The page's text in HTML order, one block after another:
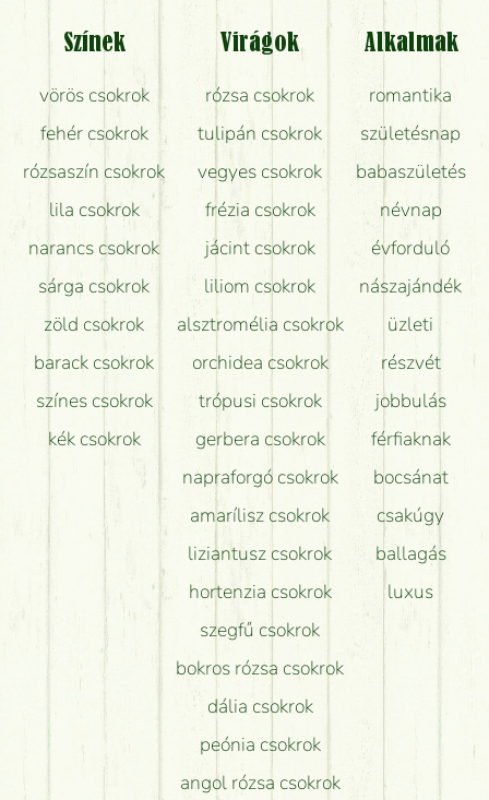
Tényleg azt kapom, ami a képen van?
Mit kell tudni a virágcsokrok szállításáról?
Hogy marad a lehető legtovább friss a csokor?
Tudok adventi koszorút vásárolni boltban?
Színek
vörös csokrok
fehér csokrok
rózsaszín csokrok
lila csokrok
narancs csokrok
sárga csokrok
zöld csokrok
barack csokrok
színes csokrok
kék csokrok
Virágok
rózsa csokrok
tulipán csokrok
vegyes csokrok
frézia csokrok
jácint csokrok
liliom csokrok
alsztromélia csokrok
orchidea csokrok
trópusi csokrok
gerbera csokrok
napraforgó csokrok
amarílisz csokrok
liziantusz csokrok
hortenzia csokrok
szegfű csokrok
bokros rózsa csokrok
dália csokrok
peónia csokrok
angol rózsa csokrok
Alkalmak
romantika
születésnap
babaszületés
névnap
évforduló
nászajándék
üzleti
részvét
jobbulás
férfiaknak
bocsánat
csakúgy
ballagás
luxus